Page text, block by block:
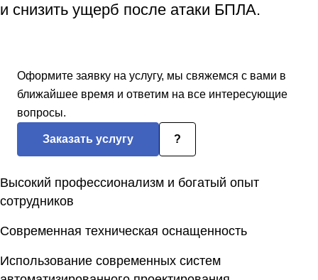
и снизить ущерб после атаки БПЛА.
Оформите заявку на услугу, мы свяжемся с вами в
ближайшее время и ответим на все интересующие
вопросы.
Заказать услугу ?
Высокий профессионализм и богатый опыт
сотрудников
Современная техническая оснащенность
Использование современных систем